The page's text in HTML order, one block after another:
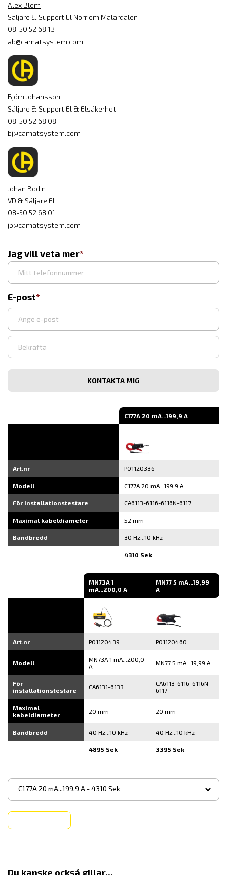
Alex Blom
Säljare & Support El Norr om Mälardalen
08-50 52 68 13
ab@camatsystem.com
Björn Johansson
Säljare & Support El & Elsäkerhet
08-50 52 68 08
bj@camatsystem.com
Johan Bodin
VD & Säljare El
08-50 52 68 01
jb@camatsystem.com
Jag vill veta mer
E-post
Ange
e-
Bekräfta
post
C177A 20 mA...199,9 A
Art.nr P01120336
Modell C177A 20 mA...199,9 A
För installationstestare CA6113-6116-6116N-6117
Maximal kabeldiameter 52 mm
Bandbredd 30 Hz...10 kHz
4310 Sek
MN73A 1
mA...200,0 A
MN77 5 mA...19,99
A
Art.nr P01120439 P01120460
Modell
MN73A 1 mA...200,0
A
MN77 5 mA...19,99 A
För
installationstestare
CA6131-6133
CA6113-6116-6116N-
6117
Maximal
kabeldiameter
20 mm 20 mm
Bandbredd 40 Hz...10 kHz 40 Hz...10 kHz
4895 Sek 3395 Sek
C177A 20 mA...199,9 A - 4310 Sek
▾
Du kanske också gillar...